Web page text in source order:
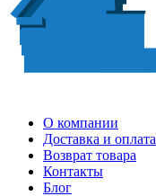
О компании
Доставка и оплата
Возврат товара
Контакты
Блог